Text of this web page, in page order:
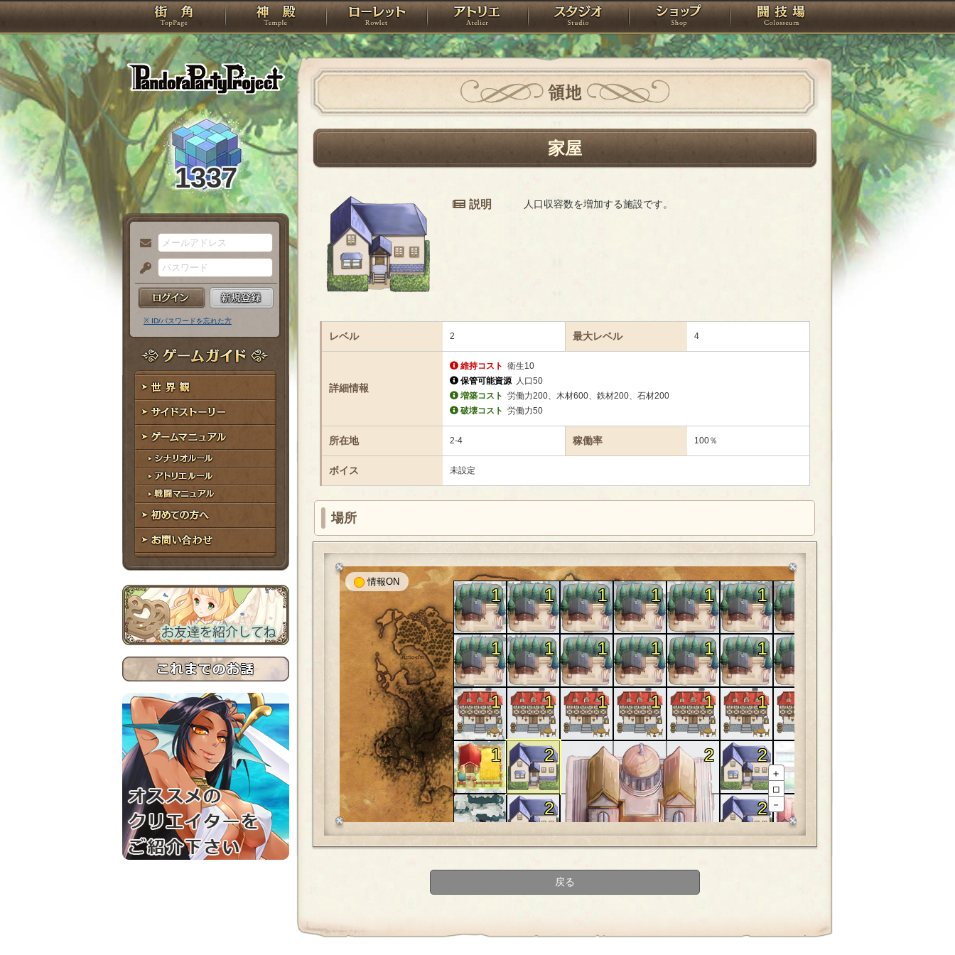
PandoraPartyProject
TOP 神殿 ローレット アトリエ スタジオ ショップ 闘技場
1337
メ
ー
ル
ア
ド
レ
ス
パ
ス
ー
ド
※ ID/パスワードを忘れた方
ゲームガイド
世界観
サイドストーリー
ゲームマニュアル
シナリオルール
アトリエルール
戦闘マニュアル
初めての方へ
お問い合わせ
領地
家屋
説明 人口収容数を増加する施設です。
レベル 2 最大レベル 4
詳細情報
維持コスト 衛生10
保管可能資源
人口50
増築コスト 労働力200、木材600、鉄材200、石材200
破壊コスト 労働力50
所在地 2-4 稼働率 100％
ボイス 未設定
場所
2 2
2
1 1 1 1 1 1
1 1 1 1 1 1
1
1
1
1
1
1
2
2
1
情報
＋
□
－
戻る